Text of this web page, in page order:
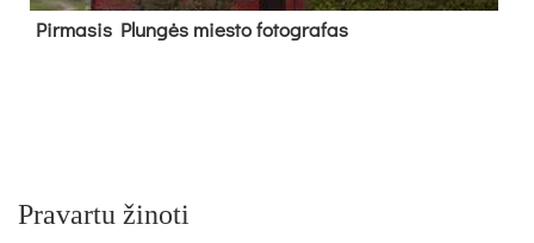
Pir­ma­sis Plun­gės mies­to fo­tog­ra­fas
Pravartu žinoti